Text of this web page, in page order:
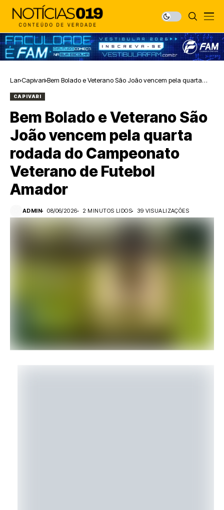
Lar Capivari Bem Bolado e Veterano São João vencem pela quarta
CAPIVARI
Bem Bolado e Veterano São
João vencem pela quarta
rodada do Campeonato
Veterano de Futebol
Amador
ADMIN 08/06/2026 2 MINUTOS LIDOS 39 VISUALIZAÇÕES